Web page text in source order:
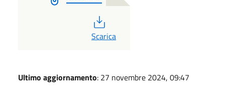
PDF
Scarica
Ultimo aggiornamento: 27 novembre 2024, 09:47